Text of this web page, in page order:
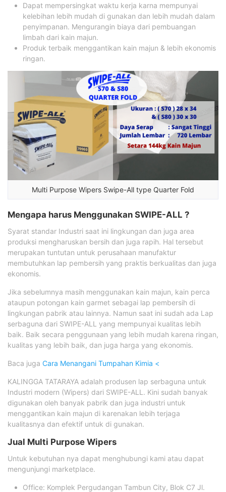
Dapat mempersingkat waktu kerja karna mempunyai
kelebihan lebih mudah di gunakan dan lebih mudah dalam
penyimpanan. Mengurangin biaya dari pembuangan
limbah dari kain majun.
Produk terbaik menggantikan kain majun & lebih ekonomis
ringan.
Multi Purpose Wipers Swipe-All type Quarter Fold
Mengapa harus Menggunakan SWIPE-ALL ?
Syarat standar Industri saat ini lingkungan dan juga area
produksi mengharuskan bersih dan juga rapih. Hal tersebut
merupakan tuntutan untuk perusahaan manufaktur
membutuhkan lap pembersih yang praktis berkualitas dan juga
ekonomis.
Jika sebelumnya masih menggunakan kain majun, kain perca
ataupun potongan kain garmet sebagai lap pembersih di
lingkungan pabrik atau lainnya. Namun saat ini sudah ada Lap
serbaguna dari SWIPE-ALL yang mempunyai kualitas lebih
baik. Baik secara penggunaan yang lebih mudah karena ringan,
kualitas yang lebih baik, dan juga harga yang ekonomis.
Baca juga Cara Menangani Tumpahan Kimia <
KALINGGA TATARAYA adalah produsen lap serbaguna untuk
Industri modern (Wipers) dari SWIPE-ALL. Kini sudah banyak
digunakan oleh banyak pabrik dan juga industri untuk
menggantikan kain majun di karenakan lebih terjaga
kualitasnya dan efektif untuk di gunakan.
Jual Multi Purpose Wipers
Untuk kebutuhan nya dapat menghubungi kami atau dapat
mengunjungi marketplace.
Office: Komplek Pergudangan Tambun City, Blok C7 Jl.